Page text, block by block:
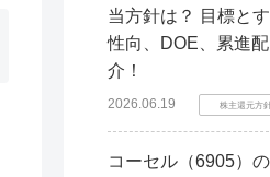
当方針は？ 目標と
性向、DOE、累進
介！
2026.06.19 株主還元方
コーセル（6905）